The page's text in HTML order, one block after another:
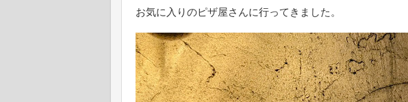
お気に入りのピザ屋さんに行ってきました。